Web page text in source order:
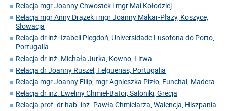
Relacja mgr Joanny Chwostek i mgr Mai Kołodziej
Relacja mgr Anny Drążek i mgr Joanny Makar-Płazy, Koszyce,
Słowacja
Relacja dr inż. Izabeli Piegdoń, Universidade Lusofona do Porto,
Portugalia
Relacja dr inż. Michała Jurka, Kowno, Litwa
Relacja dr Joanny Ruszel, Felguerias, Portugalia
Relacja mgr Joanny Filip, mgr Agnieszka Pizło, Funchal, Madera
Relacja dr inż. Eweliny Chmiel-Bator, Saloniki, Grecja
Relacja prof. dr hab. inż. Pawła Chmielarza, Walencja, Hiszpania